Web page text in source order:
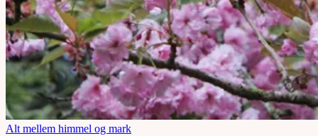
Alt mellem himmel og mark